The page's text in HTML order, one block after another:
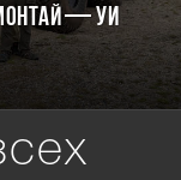
— Уи